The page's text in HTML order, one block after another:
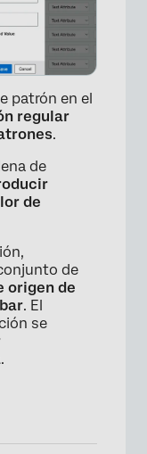
patrón en el
regular
.
de
de
de
origen de
. El
se
.